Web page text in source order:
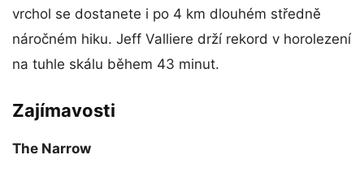
vrchol se dostanete i po 4 km dlouhém středně
náročném hiku. Jeff Valliere drží rekord v horolezení
na tuhle skálu během 43 minut.
Zajímavosti
The Narrow